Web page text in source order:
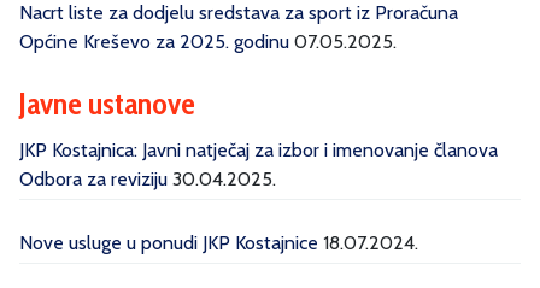
Nacrt liste za dodjelu sredstava za sport iz Proračuna
Općine Kreševo za 2025. godinu 07.05.2025.
Javne ustanove
JKP Kostajnica: Javni natječaj za izbor i imenovanje članova
Odbora za reviziju 30.04.2025.
Nove usluge u ponudi JKP Kostajnice 18.07.2024.